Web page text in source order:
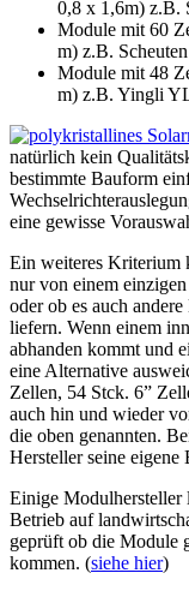
0,8 x 1,6m) z.B.
Module mit 60
m) z.B.
Module mit 48
m) z.B. Yingli
natürlich kein
bestimmte Bauform
eine gewisse
Ein weiteres Kriterium
nur von einem
oder ob es auch
liefern. Wenn einem
abhanden kommt und
eine Alternative
Zellen, 54 Stck. 6”
auch hin und wieder
die oben genannten.
Hersteller seine eigene
Einige Modulhersteller
Betrieb auf
geprüft ob die Module
kommen. (siehe hier)